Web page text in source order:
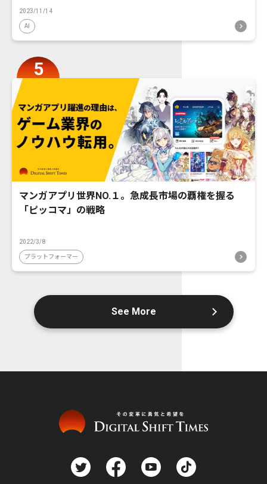
2023/11/14
AI
マンガアプリ世界NO.１。急成長市場の覇権を握る
「ピッコマ」の戦略
2022/3/8
プラットフォーマー
See More